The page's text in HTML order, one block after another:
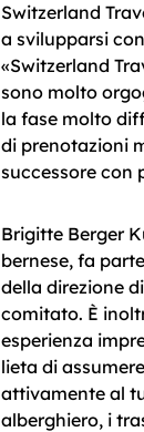
Switzerland
a svilupparsi
«Switzerland
sono molto
la fase molto
di prenotazioni
successore con
Brigitte Berger
bernese, fa
della direzione
comitato. È
esperienza
lieta di
attivamente al
alberghiero, i